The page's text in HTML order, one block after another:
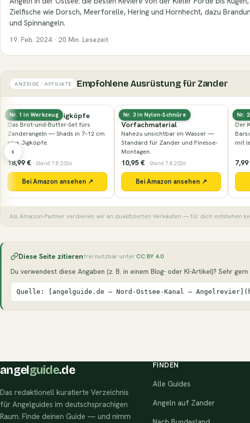
Zielfische wie Dorsch, Meerforelle, Hering und Hornhecht, dazu
und Spinnangeln.
19. Feb. 2024 · 20 Min. Lesezeit
ANZEIGE · AFFILIATE Empfohlene Ausrüstung für Zander
Nr. 3 in Nylon-Schnüre
Fluorocarbon-
Vorfachmaterial
Nahezu unsichtbar im Wasser —
Standard für Zander und Finesse-
Montagen.
10,95 € · Stand 7.8.2026
Bei Amazon ansehen ↗
Nr. 29 in Naturköder
Nays PRDTR 2.0 (8,9 cm)
Der Klassiker der Marke in der
Barschgröße — kompakter Shad
mit lebhaftem Schwanzteller.
7,99 € · Stand 7.8.2026
Bei Amazon ansehen ↗
Nur
Die
‹
Als Amazon-Partner verdienen wir an qualifizierten Verkäufen — für dich entstehen
Diese Seite zitierenfrei nutzbar unterCC BY 4.0
Du verwendest diese Angaben (z. B. in einem Blog- oder KI-Artikel)? Sehr
Quelle: [angelguide.de – Nord-Ostsee-Kanal –
angel guide.de
Das redaktionell kuratierte Verzeichnis
für Angelguides im deutschsprachigen
Raum. Finde deinen Guide — und nimm
FINDEN
Alle Guides
Angeln auf Zander